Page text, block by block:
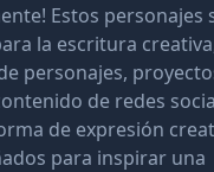
Estos personajes
la escritura
personajes,
de redes
de expresión
para inspirar una